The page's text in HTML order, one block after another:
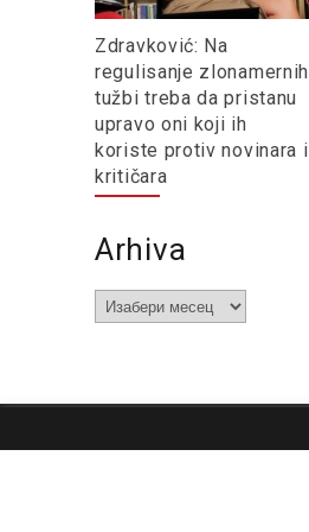
Zdravković: Na
regulisanje zlonamernih
tužbi treba da pristanu
upravo oni koji ih
koriste protiv novinara i
kritičara
Arhiva
Arhiva